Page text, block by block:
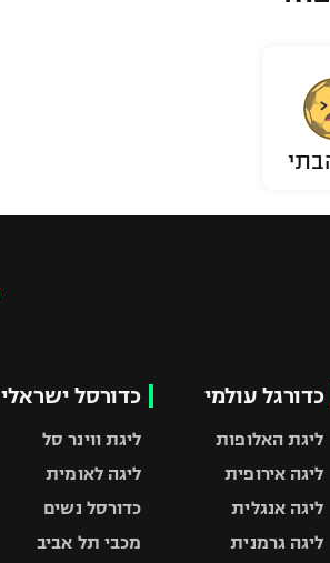
כדורגל עולמי
ליגת האלופות
ליגה אירופית
ליגה אנגלית
ליגה גרמנית
כדורסל ישראלי
ליגת ווינר סל
ליגה לאומית
כדורסל נשים
מכבי תל אביב